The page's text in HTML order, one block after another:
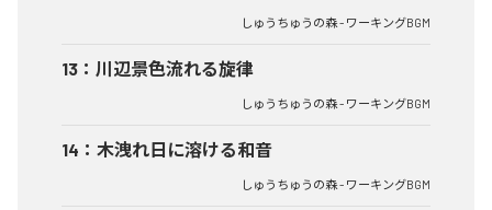
しゅうちゅうの森 - ワーキングBGM
13 ： 川辺景色流れる旋律
しゅうちゅうの森 - ワーキングBGM
14 ： 木洩れ日に溶ける和音
しゅうちゅうの森 - ワーキングBGM